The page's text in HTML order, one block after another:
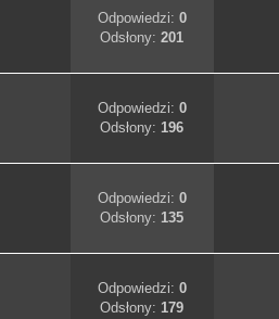
Odpowiedzi: 0
Odsłony:201
Odpowiedzi: 0
Odsłony:196
Odpowiedzi: 0
Odsłony:135
Odpowiedzi: 0
Odsłony:179